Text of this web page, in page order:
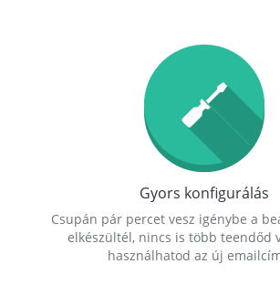
Gyors konfigurálás
Csupán pár percet vesz igénybe a
elkészültél, nincs is több teendőd
használhatod az új